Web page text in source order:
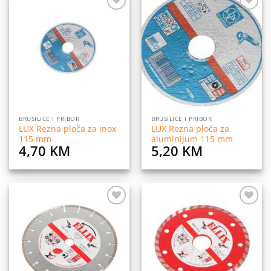
BRUSILICE I PRIBOR
LUX Rezna ploča za inox
115 mm
4,70 KM
Dodaj
na
listu
želja
BRUSILICE I PRIBOR
LUX Rezna ploča za
aluminijum 115 mm
5,20 KM
na
listu
želja
na
listu
želja